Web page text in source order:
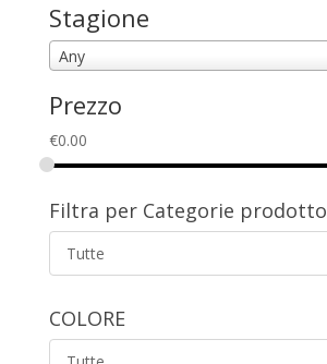
Stagione
Any
Prezzo
€0.00
Filtra per Categorie prodotto
Tutte
COLORE